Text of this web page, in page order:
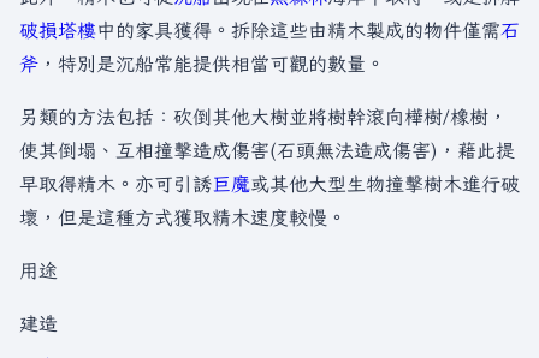
破損塔樓中的家具獲得。拆除這些由精木製成的物件僅需石
斧 ，特別是沉船常能提供相當可觀的數量。
另類的方法包括：砍倒其他大樹並將樹幹滾向樺樹/橡樹，
使其倒塌、互相撞擊造成傷害(石頭無法造成傷害)，藉此提
早取得精木。亦可引誘巨魔或其他大型生物撞擊樹木進行破
壞，但是這種方式獲取精木速度較慢。
用途
建造